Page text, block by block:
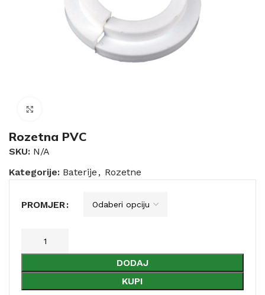
Rozetna PVC
SKU: N/A
Kategorije: Baterije , Rozetne
PROMJER
DODAJ
KUPI